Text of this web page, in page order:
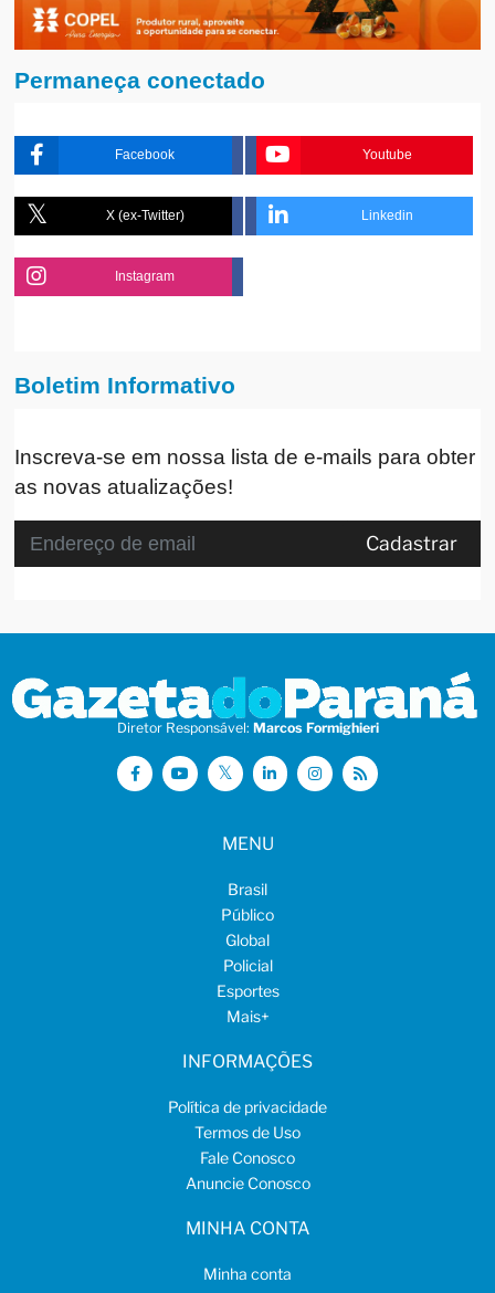
Permaneça conectado
Facebook Youtube
X (ex-Twitter) Linkedin
Instagram
Boletim Informativo
Inscreva-se em nossa lista de e-mails para obter
as novas atualizações!
Cadastrar
Diretor Responsável: Marcos Formighieri
MENU
Brasil
Público
Global
Policial
Esportes
Mais+
INFORMAÇÕES
Política de privacidade
Termos de Uso
Fale Conosco
Anuncie Conosco
MINHA CONTA
Minha conta